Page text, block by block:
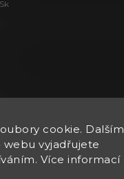
cookie. Dalším
vyjadřujete
Více informací
SkipPay